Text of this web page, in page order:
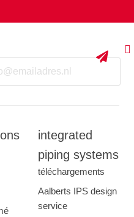
integrated
piping systems
téléchargements
Aalberts IPS design
service